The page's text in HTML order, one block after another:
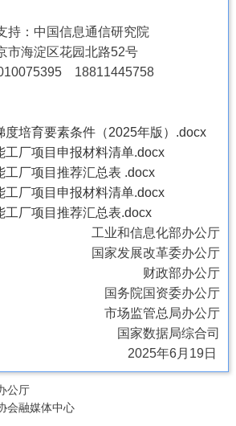
持：中国信息通信研究院
市海淀区花园北路52号
18811445758
度培育要素条件（2025年版）.docx
工厂项目申报材料清单.docx
工厂项目推荐汇总表 .docx
工厂项目申报材料清单.docx
工厂项目推荐汇总表.docx
工业和信息化部办公厅
国家发展改革委办公厅
财政部办公厅
国务院国资委办公厅
市场监管总局办公厅
国家数据局综合司
2025年6月19日
公厅
会融媒体中心